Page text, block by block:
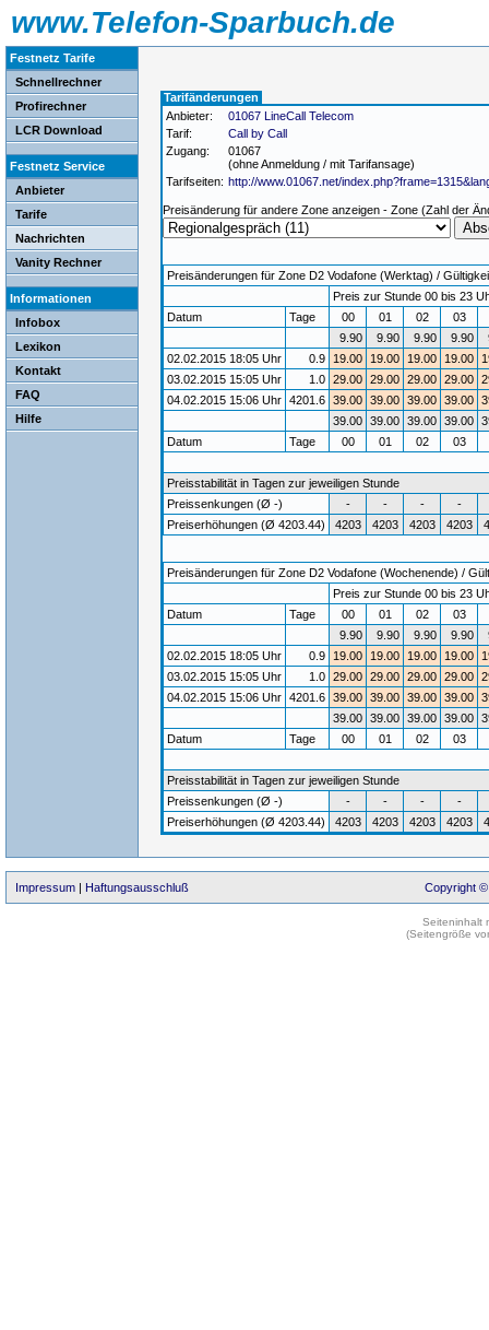
www.Telefon-Sparbuch.de
Festnetz Tarife
Schnellrechner
Profirechner
LCR Download
Festnetz Service
Anbieter
Tarife
Nachrichten
Vanity Rechner
Informationen
Infobox
Lexikon
Kontakt
FAQ
Hilfe
Tarifänderungen
Anbieter:
01067 LineCall Telecom
Tarif:
Call by Call
Zugang:
01067
(ohne Anmeldung / mit Tarifansage)
Tarifseiten: http://www.01067.net/
Preisänderung für andere Zone anzeigen - Zone (Zahl der
Preisänderungen für Zone D2 Vodafone (Werktag) /
Preis zur Stunde 00 bis 23
Datum
Tage 00 01 02 03
9.90
9.90 9.90 9.90
02.02.2015 18:05 Uhr
0.9 19.00 19.00 19.00 19.00
03.02.2015 15:05 Uhr
1.0 29.00 29.00 29.00 29.00
04.02.2015 15:06 Uhr 4201.6 39.00 39.00 39.00 39.00
39.00 39.00 39.00 39.00
Datum
Tage 00 01 02 03
Preisstabilität in Tagen zur jeweiligen Stunde
Preissenkungen (Ø -)
- - -
-
Preiserhöhungen (Ø 4203.44)
4203 4203 4203 4203
Preisänderungen für Zone D2 Vodafone (Wochenende) /
Preis zur Stunde 00 bis 23
Datum
Tage 00 01 02 03
9.90
9.90 9.90 9.90
02.02.2015 18:05 Uhr
0.9 19.00 19.00 19.00 19.00
03.02.2015 15:05 Uhr
1.0 29.00 29.00 29.00 29.00
04.02.2015 15:06 Uhr 4201.6 39.00 39.00 39.00 39.00
39.00 39.00 39.00 39.00
Datum
Tage 00 01 02 03
Preisstabilität in Tagen zur jeweiligen Stunde
Preissenkungen (Ø -)
- - -
-
Preiserhöhungen (Ø 4203.44)
4203 4203 4203 4203
Impressum | Haftungsausschluß Copyright ©
Seiteninhalt
(Seitengröße